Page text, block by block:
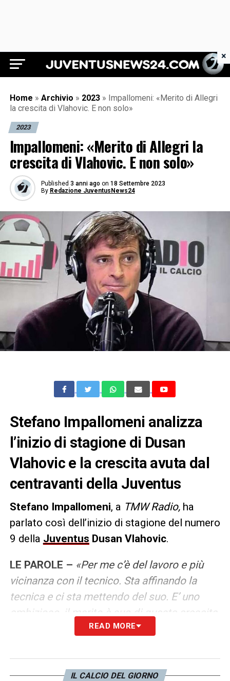
Juventus News 24
Home » Archivio » 2023 » Impallomeni: «Merito di Allegri
la crescita di Vlahovic. E non solo»
2023
Impallomeni: «Merito di Allegri la
crescita di Vlahovic. E non solo»
Published 3 anni ago on 18 Settembre 2023
By Redazione JuventusNews24
Stefano Impallomeni analizza
l’inizio di stagione di Dusan
Vlahovic e la crescita avuta dal
centravanti della Juventus
Stefano Impallomeni, a TMW Radio, ha
parlato così dell’inizio di stagione del numero
9 della Juventus Dusan Vlahovic.
LE PAROLE – «Per me c’è del lavoro e più
vicinanza con il tecnico. Sta affinando la
tecnica e ci sta mettendo del suo. E’ uno
ambizioso, il merito è suo di questa crescita
LA PLAYLIST DELLE NOSTRE TOP NEWS
READ MORE
IL CALCIO DEL GIORNO
×